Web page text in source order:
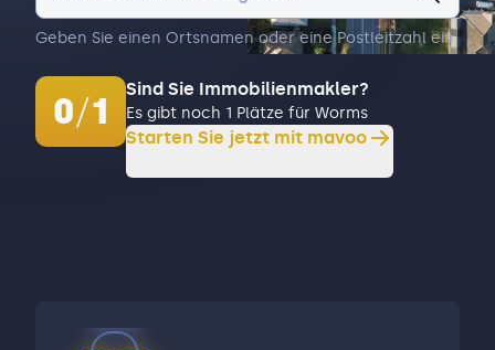
Geben Sie einen Ortsnamen oder eine Postleitzahl ein.
0/1
Sind Sie Immobilienmakler?
Es gibt noch 1 Plätze für Worms
Starten Sie jetzt mit mavoo